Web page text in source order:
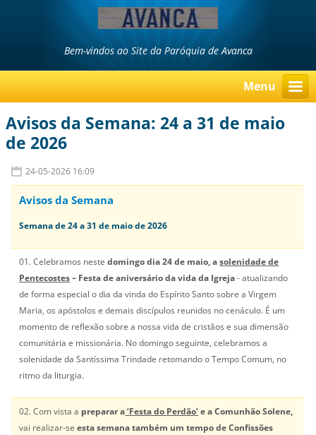
Bem-vindos ao Site da Paróquia de Avanca
Menu
Avisos da Semana: 24 a 31 de maio
de 2026
24-05-2026 16:09
Avisos da Semana
Semana de 24 a 31 de maio de 2026
01. Celebramos nestedomingo dia 24 de maio, asolenidade de
Pentecostes– Festa de aniversário da vida da Igreja- atualizando
de forma especial o dia da vinda do Espírito Santo sobre a Virgem
Maria, os apóstolos e demais discípulos reunidos no cenáculo. É um
momento de reflexão sobre a nossa vida de cristãos e sua dimensão
comunitária e missionária. No domingo seguinte, celebramos a
solenidade da Santíssima Trindade retomando o Tempo Comum, no
ritmo da liturgia.
02. Com vista a preparar a‘Festa do Perdão’e a Comunhão Solene,
vai realizar-seesta semana também um tempo de Confissões